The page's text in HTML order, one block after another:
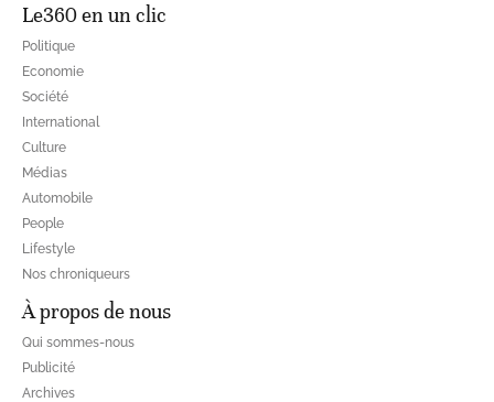
Le360 en un clic
Politique
Economie
Société
International
Culture
Médias
Automobile
People
Lifestyle
Nos chroniqueurs
À propos de nous
Qui sommes-nous
Publicité
Archives